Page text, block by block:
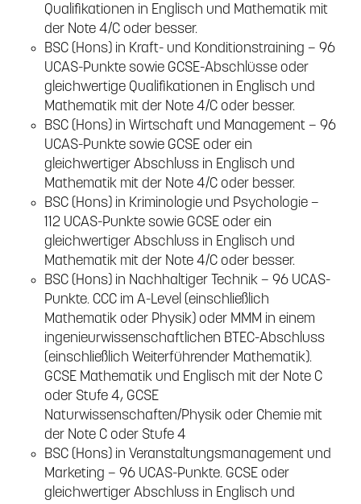
Qualifikationen in Englisch und Mathematik mit
der Note 4/C oder besser.
BSC (Hons) in Kraft- und Konditionstraining – 96
UCAS-Punkte sowie GCSE-Abschlüsse oder
gleichwertige Qualifikationen in Englisch und
Mathematik mit der Note 4/C oder besser.
BSC (Hons) in Wirtschaft und Management – 96
UCAS-Punkte sowie GCSE oder ein
gleichwertiger Abschluss in Englisch und
Mathematik mit der Note 4/C oder besser.
BSC (Hons) in Kriminologie und Psychologie –
112 UCAS-Punkte sowie GCSE oder ein
gleichwertiger Abschluss in Englisch und
Mathematik mit der Note 4/C oder besser.
BSC (Hons) in Nachhaltiger Technik – 96 UCAS-
Punkte. CCC im A-Level (einschließlich
Mathematik oder Physik) oder MMM in einem
ingenieurwissenschaftlichen BTEC-Abschluss
(einschließlich Weiterführender Mathematik).
GCSE Mathematik und Englisch mit der Note C
oder Stufe 4, GCSE
Naturwissenschaften/Physik oder Chemie mit
der Note C oder Stufe 4
BSC (Hons) in Veranstaltungsmanagement und
Marketing – 96 UCAS-Punkte. GCSE oder
gleichwertiger Abschluss in Englisch und